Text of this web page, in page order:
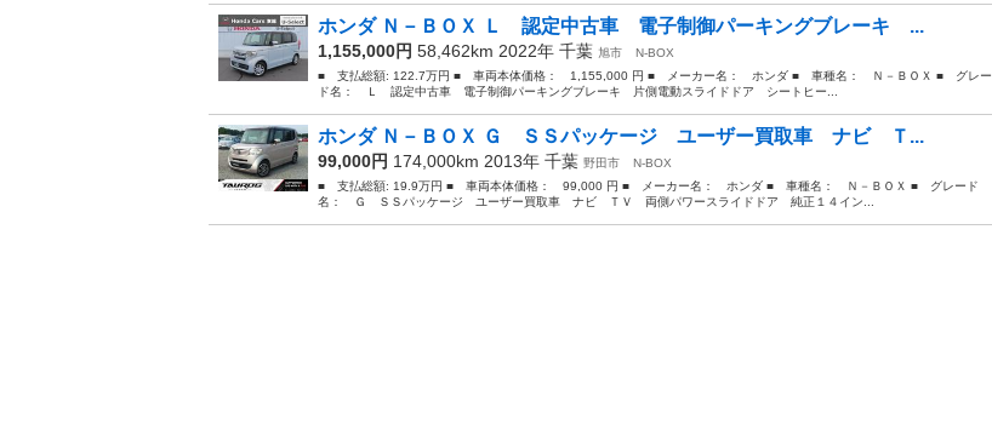
ホンダ Ｎ－ＢＯＸ Ｌ 認定中古車 電子制御パーキングブレーキ ...
1,155,000円 58,462km 2022年 千葉 旭市
N-BOX
■ 支払総額: 122.7万円 ■ 車両本体価格： 1,155,000 円 ■ メーカー名： ホンダ ■ 車種名： Ｎ－ＢＯＸ ■ グレー
ド名： Ｌ 認定中古車 電子制御パーキングブレーキ 片側電動スライドドア シートヒー...
ホンダ Ｎ－ＢＯＸ Ｇ ＳＳパッケージ ユーザー買取車 ナビ Ｔ...
99,000円 174,000km 2013年 千葉 野田市
N-BOX
■ 支払総額: 19.9万円 ■ 車両本体価格： 99,000 円 ■ メーカー名： ホンダ ■ 車種名： Ｎ－ＢＯＸ ■ グレード
名： Ｇ ＳＳパッケージ ユーザー買取車 ナビ ＴＶ 両側パワースライドドア 純正１４イン...